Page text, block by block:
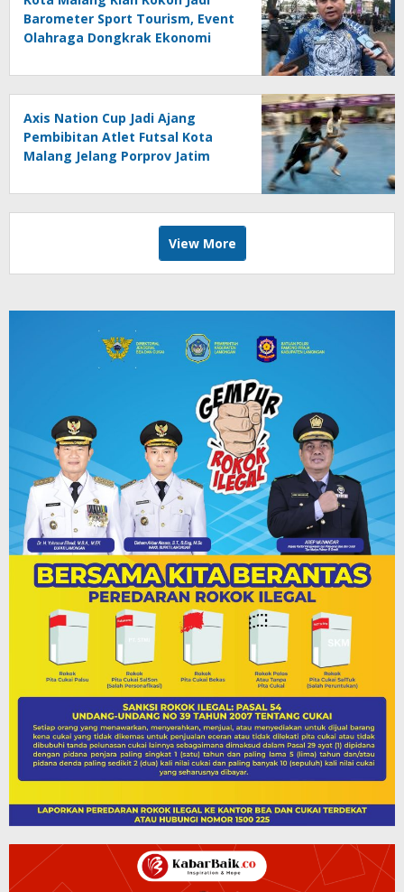
Barometer Sport Tourism, Event
Olahraga Dongkrak Ekonomi
Axis Nation Cup Jadi Ajang
Pembibitan Atlet Futsal Kota
Malang Jelang Porprov Jatim
View More